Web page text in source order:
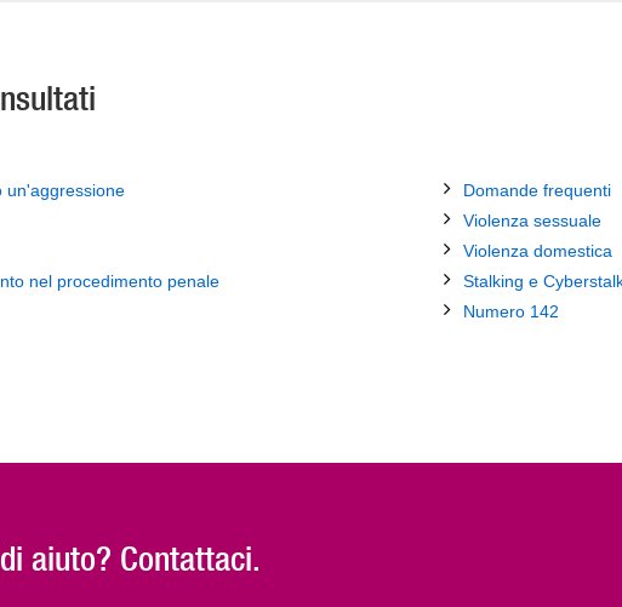
un'aggressione
nel procedimento penale
Domande frequenti
Violenza sessuale
Violenza domestica
Stalking e
Numero 142
aiuto? Contattaci.